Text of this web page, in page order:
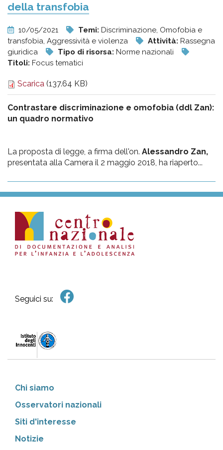
della transfobia
10/05/2021 Temi: Discriminazione, Omofobia e
transfobia, Aggressività e violenza
Attività: Rassegna
giuridica
Tipo di risorsa: Norme nazionali
Titoli: Focus tematici
Scarica (137.64 KB)
Contrastare discriminazione e omofobia (ddl Zan):
un quadro normativo
La proposta di legge, a firma dell'on. Alessandro Zan,
presentata alla Camera il 2 maggio 2018, ha riaperto...
Seguici su:
Chi siamo
Osservatori nazionali
Siti d'interesse
Notizie